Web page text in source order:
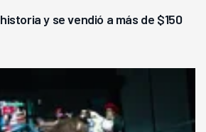
y se vendió a más de $150